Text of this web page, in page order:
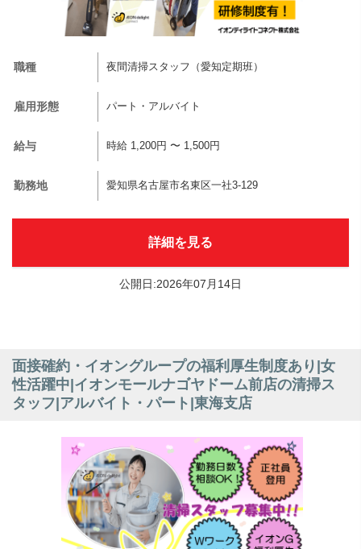
職種 夜間清掃スタッフ（愛知定期班）
雇用形態 パート・アルバイト
給与 時給 1,200円 〜 1,500円
勤務地 愛知県名古屋市名東区一社3-129
詳細を見る
公開日:2026年07月14日
面接確約・イオングループの福利厚生制度あり|女
性活躍中|イオンモールナゴヤドーム前店の清掃ス
タッフ|アルバイト・パート|東海支店